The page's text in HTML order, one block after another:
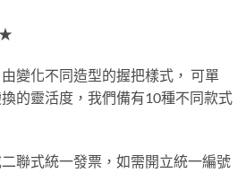
變化不同造型的握把樣式， 可單
的靈活度，我們備有10種不同款式
聯式統一發票，如需開立統一編號